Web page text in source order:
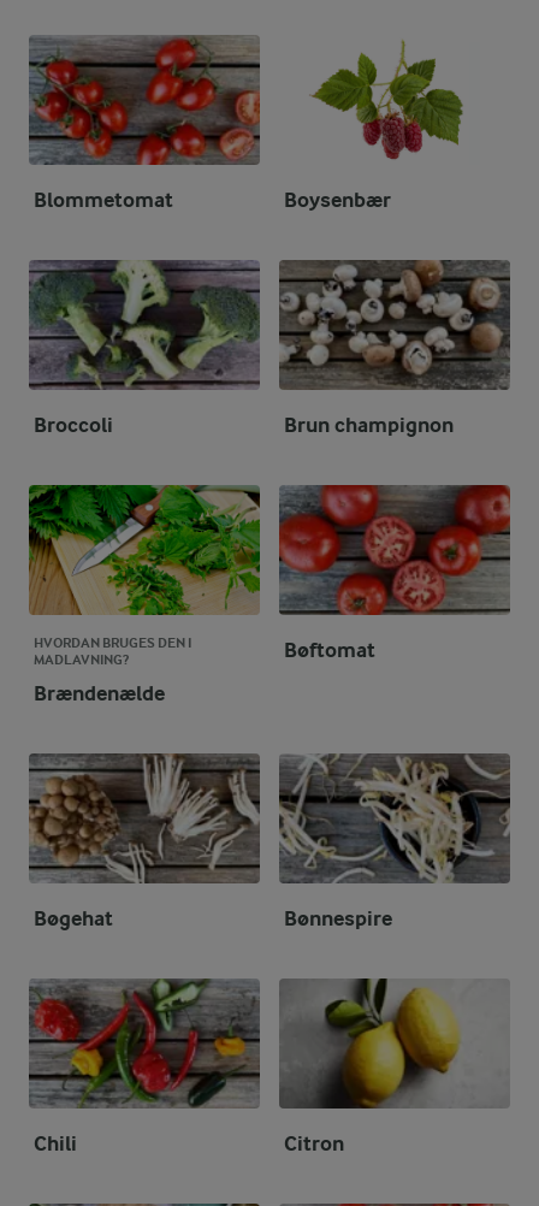
Blommetomat Boysenbær
Broccoli Brun champignon
HVORDAN BRUGES DEN I
MADLAVNING?
Brændenælde
Bøftomat
Bøgehat Bønnespire
Chili Citron